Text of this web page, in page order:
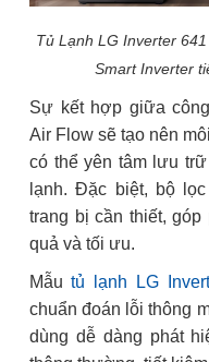
Tủ Lạnh LG Inverter
Smart Inverter
Sự kết hợp giữa
Air Flow sẽ tạo nên
có thể yên tâm lưu
lạnh. Đặc biệt, bộ
trang bị cần thiết,
quả và tối ưu.
Mẫu tủ lạnh LG
chuẩn đoán lỗi thông
dùng dễ dàng phát